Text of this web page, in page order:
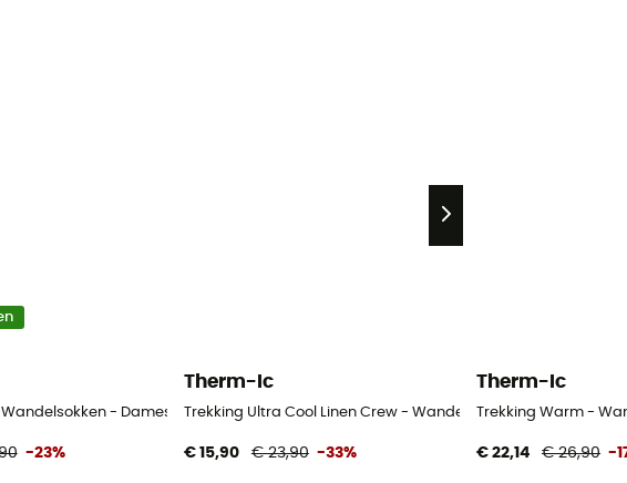
Wandelsokken - Dames
-23%
Therm-Ic
Trekking Ultra Cool Linen Crew - Wandelsokken - Dames
€ 15,90 € 23,90 -33%
Therm-Ic
Trekking Warm -
€ 22,14 € 26,90 -